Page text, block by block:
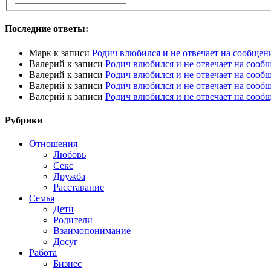
Последние ответы:
Марк к записи Родич влюбился и не отвечает на
Валерий к записи Родич влюбился и не отвечает на
Валерий к записи Родич влюбился и не отвечает на
Валерий к записи Родич влюбился и не отвечает на
Валерий к записи Родич влюбился и не отвечает на
Рубрики
Отношения
Любовь
Секс
Дружба
Расставание
Семья
Дети
Родители
Взаимопонимание
Досуг
Работа
Бизнес